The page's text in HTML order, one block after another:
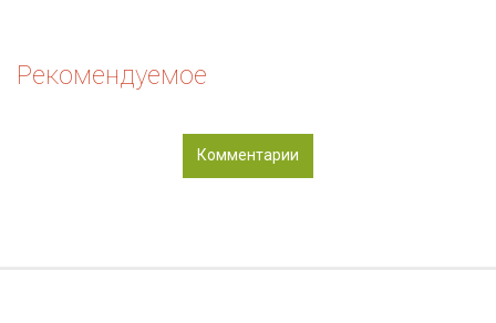
Рекомендуемое
Комментарии